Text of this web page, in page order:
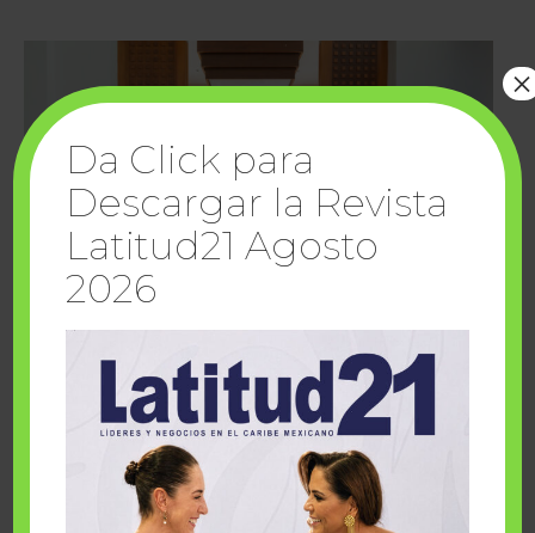
Cuando la solidaridad inspira; cumplen
sueños Fairmont Mayakoba y Make-A-Wish
Da Click para
Descargar la Revista
Latitud21 Agosto
2026
×